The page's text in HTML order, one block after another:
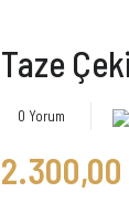
Taze
0 Yorum
2.300,00